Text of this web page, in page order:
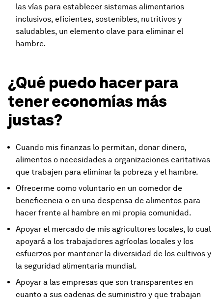
las vías para establecer sistemas alimentarios
inclusivos, eficientes, sostenibles, nutritivos y
saludables, un elemento clave para eliminar el
hambre.
¿Qué puedo hacer para
tener economías más
justas?
Cuando mis finanzas lo permitan, donar dinero,
alimentos o necesidades a organizaciones caritativas
que trabajen para eliminar la pobreza y el hambre.
Ofrecerme como voluntario en un comedor de
beneficencia o en una despensa de alimentos para
hacer frente al hambre en mi propia comunidad.
Apoyar el mercado de mis agricultores locales, lo cual
apoyará a los trabajadores agrícolas locales y los
esfuerzos por mantener la diversidad de los cultivos y
la seguridad alimentaria mundial.
Apoyar a las empresas que son transparentes en
cuanto a sus cadenas de suministro y que trabajan